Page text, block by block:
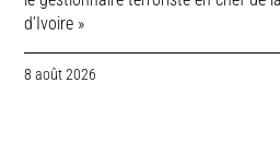
d’Ivoire »
8 août 2026